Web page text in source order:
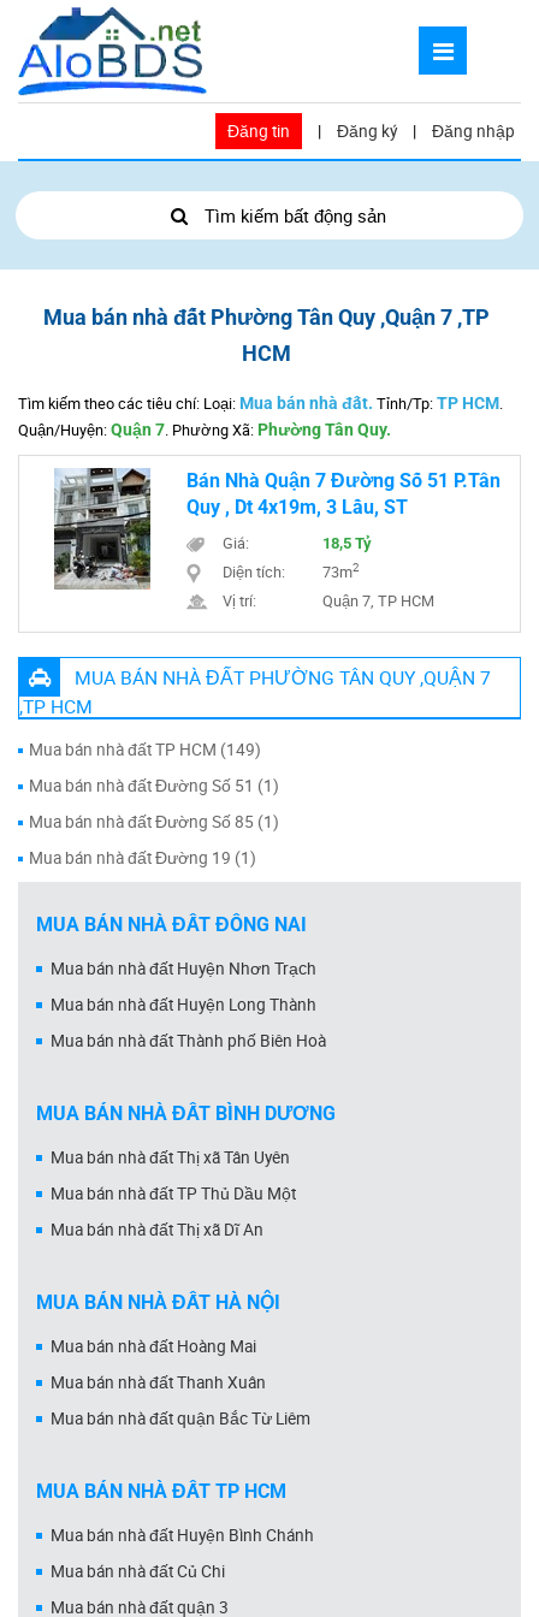
Đăng tin | Đăng ký | Đăng nhập
Tìm kiếm bất động sản
Mua bán nhà đất Phường Tân Quy ,Quận 7 ,TP
HCM
Tìm kiếm theo các tiêu chí: Loại: Mua bán nhà đất. Tỉnh/Tp:TP HCM.
Quận/Huyện:Quận 7. Phường Xã: Phường Tân Quy.
Bán Nhà Quận 7 Đường Số 51 P.Tân
Quy , Dt 4x19m, 3 Lầu, ST
Giá: 18,5 Tỷ
Diện tích: 73m2
Vị trí: Quận 7, TP HCM
MUA BÁN NHÀ ĐẤT PHƯỜNG TÂN QUY ,QUẬN 7
,TP HCM
Mua bán nhà đất TP HCM (149)
Mua bán nhà đất Đường Số 51 (1)
Mua bán nhà đất Đường Số 85 (1)
Mua bán nhà đất Đường 19 (1)
MUA BÁN NHÀ ĐẤT ĐỒNG NAI
Mua bán nhà đất Huyện Nhơn Trạch
Mua bán nhà đất Huyện Long Thành
Mua bán nhà đất Thành phố Biên Hoà
MUA BÁN NHÀ ĐẤT BÌNH DƯƠNG
Mua bán nhà đất Thị xã Tân Uyên
Mua bán nhà đất TP Thủ Dầu Một
Mua bán nhà đất Thị xã Dĩ An
MUA BÁN NHÀ ĐẤT HÀ NỘI
Mua bán nhà đất Hoàng Mai
Mua bán nhà đất Thanh Xuân
Mua bán nhà đất quận Bắc Từ Liêm
MUA BÁN NHÀ ĐẤT TP HCM
Mua bán nhà đất Huyện Bình Chánh
Mua bán nhà đất Củ Chi
Mua bán nhà đất quận 3